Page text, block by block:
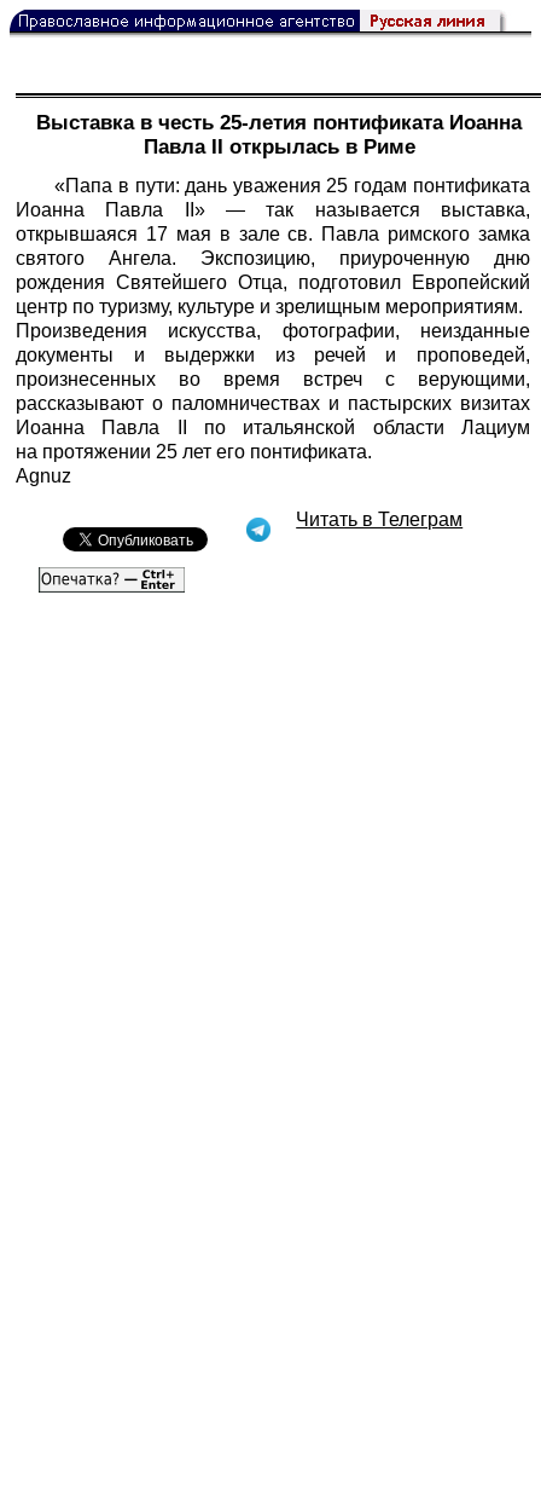
Выставка в честь 25-летия понтификата Иоанна
Павла II открылась в Риме
«Папа в пути: дань уважения 25 годам понтификата
Иоанна Павла II» — так называется выставка,
открывшаяся 17 мая в зале св. Павла римского замка
святого Ангела. Экспозицию, приуроченную дню
рождения Святейшего Отца, подготовил Европейский
центр по туризму, культуре и зрелищным мероприятиям.
Произведения искусства, фотографии, неизданные
документы и выдержки из речей и проповедей,
произнесенных во время встреч с верующими,
рассказывают о паломничествах и пастырских визитах
Иоанна Павла II по итальянской области Лациум
на протяжении 25 лет его понтификата.
Agnuz
Читать в Телеграм